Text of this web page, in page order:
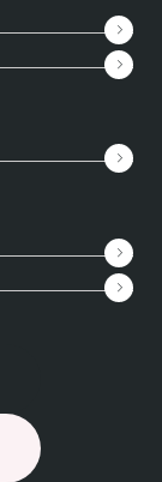
）などの緩ん
な小顔効果と